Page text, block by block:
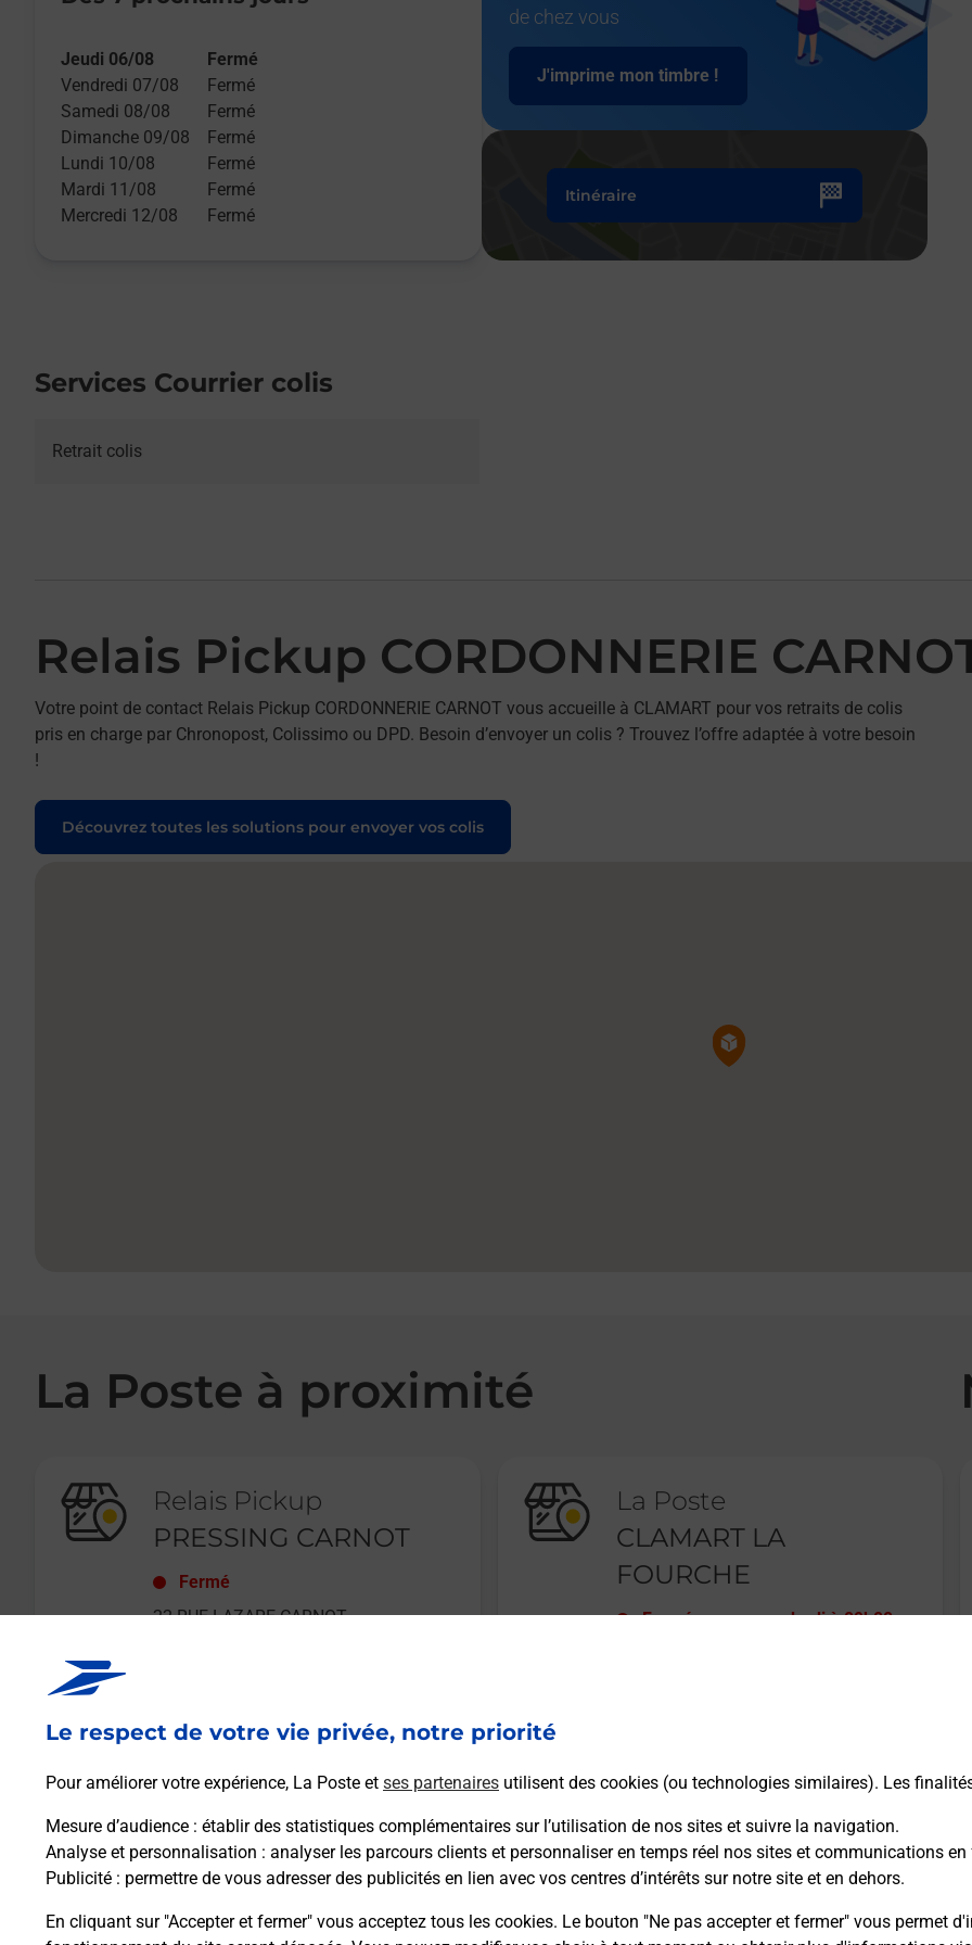
Le respect de votre vie privée, notre priorité
Pour améliorer votre expérience, La Poste et ses partenaires utilisent des cookies (ou technologies similaires). Les
Mesure d’audience : établir des statistiques complémentaires sur l’utilisation de nos sites et suivre la navigation.
Analyse et personnalisation : analyser les parcours clients et personnaliser en temps réel nos sites et communications
Publicité : permettre de vous adresser des publicités en lien avec vos centres d’intérêts sur notre site et en dehors.
En cliquant sur "Accepter et fermer" vous acceptez tous les cookies. Le bouton "Ne pas accepter et fermer" vous permet
Jeudi 06/08
Fermé
Vendredi 07/08
Fermé
Samedi 08/08
Fermé
Dimanche 09/08
Fermé
Lundi 10/08
Fermé
Mardi 11/08
Fermé
Mercredi 12/08
Fermé
de chez vous
J'imprime mon timbre !
Itinéraire
Services Courrier colis
Retrait colis
Relais Pickup CORDONNERIE
Votre point de contact Relais Pickup CORDONNERIE CARNOT vous accueille à CLAMART pour vos retraits de colis
pris en charge par Chronopost, Colissimo ou DPD. Besoin d’envoyer un colis ? Trouvez l’offre adaptée à votre besoin
!
Découvrez toutes les solutions pour envoyer vos colis
Pin de la carte
La Poste à proximité
Relais Pickup
PRESSING CARNOT
Fermé
22 RUE LAZARE CARNOT
En savoir plus
La Poste
CLAMART LA
FOURCHE
Fermé-ouvre vendredi à 09h00